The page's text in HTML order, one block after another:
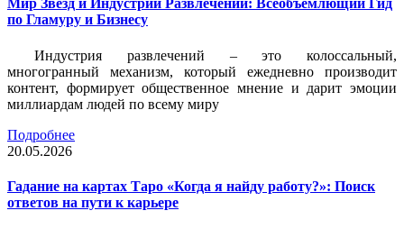
Мир Звёзд и Индустрии Развлечений: Всеобъемлющий Гид
по Гламуру и Бизнесу
Индустрия развлечений – это колоссальный,
многогранный механизм, который ежедневно производит
контент, формирует общественное мнение и дарит эмоции
миллиардам людей по всему миру
Подробнее
20.05.2026
Гадание на картах Таро «Когда я найду работу?»: Поиск
ответов на пути к карьере